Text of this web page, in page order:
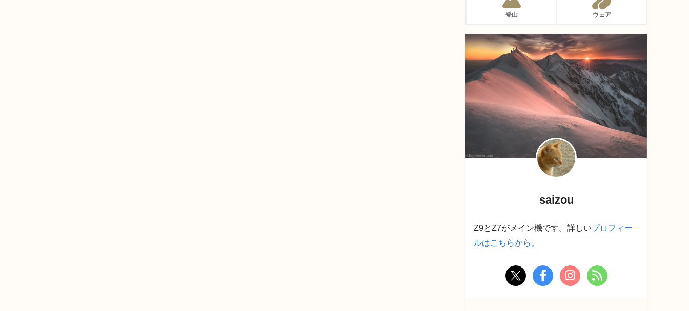
登山 ウェア
saizou
Z9とZ7がメイン機です。詳しいプロフィー
ルはこちらから。